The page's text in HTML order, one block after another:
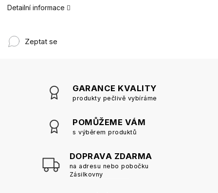
Detailní informace
Zeptat se
GARANCE KVALITY
produkty pečlivě vybíráme
POMŮŽEME VÁM
s výběrem produktů
DOPRAVA ZDARMA
na adresu nebo pobočku
Zásilkovny